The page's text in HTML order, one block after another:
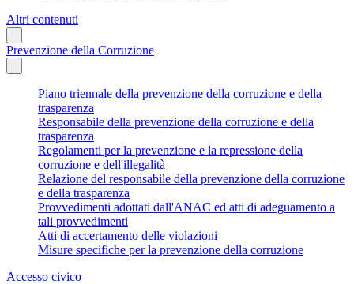
Altri contenuti
Prevenzione della Corruzione
Piano triennale della prevenzione della corruzione e della
trasparenza
Responsabile della prevenzione della corruzione e della
trasparenza
Regolamenti per la prevenzione e la repressione della
corruzione e dell'illegalità
Relazione del responsabile della prevenzione della corruzione
e della trasparenza
Provvedimenti adottati dall'ANAC ed atti di adeguamento a
tali provvedimenti
Atti di accertamento delle violazioni
Misure specifiche per la prevenzione della corruzione
Accesso civico